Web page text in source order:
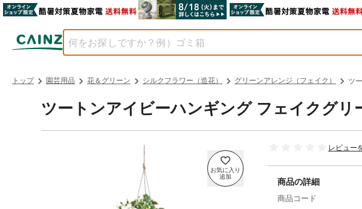
トップ 園芸用品 花＆グリーン シルクフラワー（造花） グリーンアレンジ（フェイク） ツ
ツートンアイビーハンギング フェイクグリ
レビュー
商品の詳細
商品コード